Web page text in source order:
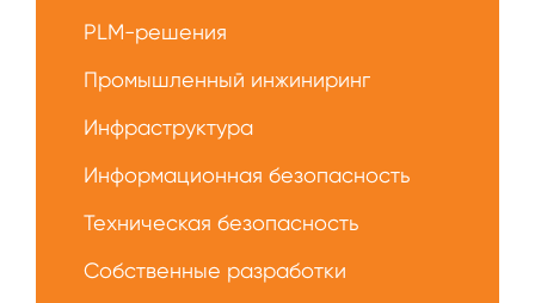
PLM-решения
Промышленный инжиниринг
Инфраструктура
Информационная безопасность
Техническая безопасность
Собственные разработки